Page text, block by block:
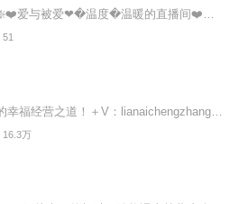
51
16.3万